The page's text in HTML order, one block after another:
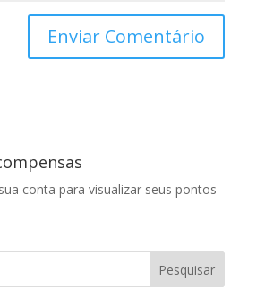
conta para visualizar seus pontos